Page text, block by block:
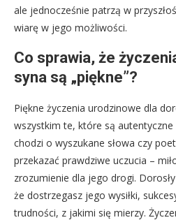
ale jednocześnie patrzą w
wiarę w jego możliwości.
Co sprawia, że
syna są „piękne”?
Piękne życzenia urodzinowe dla
wszystkim te, które są autentyczne
chodzi o wyszukane słowa czy
przekazać prawdziwe uczucia –
zrozumienie dla jego drogi.
że dostrzegasz jego wysiłki,
trudności, z jakimi się mierzy.